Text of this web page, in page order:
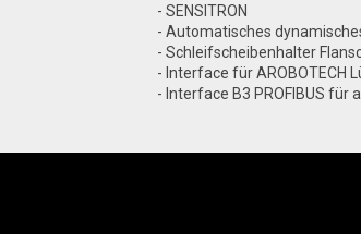
- SENSITRON
- Automatisches
- Schleifscheibenhalter
- Interface für AROBOTECH
- Interface B3 PROFIBUS für